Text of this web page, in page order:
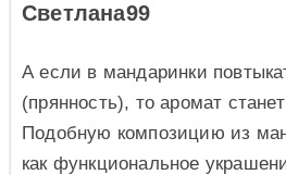
Светлана99
А если в мандаринки
(прянность), то аромат
Подобную композицию из
как функциональное